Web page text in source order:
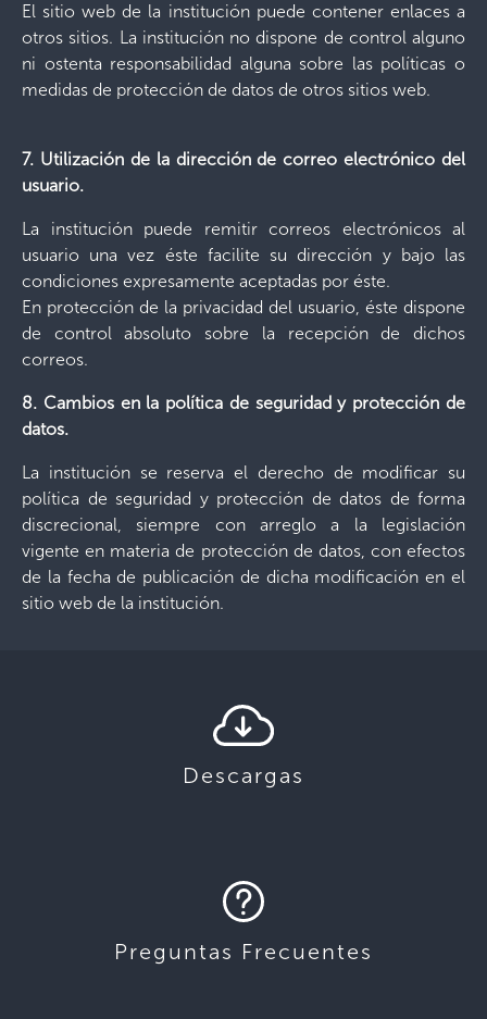
El sitio web de la institución puede contener enlaces a
otros sitios. La institución no dispone de control alguno
ni ostenta responsabilidad alguna sobre las políticas o
medidas de protección de datos de otros sitios web.
7. Utilización de la dirección de correo electrónico del
usuario.
La institución puede remitir correos electrónicos al
usuario una vez éste facilite su dirección y bajo las
condiciones expresamente aceptadas por éste.
En protección de la privacidad del usuario, éste dispone
de control absoluto sobre la recepción de dichos
correos.
8. Cambios en la política de seguridad y protección de
datos.
La institución se reserva el derecho de modificar su
política de seguridad y protección de datos de forma
discrecional, siempre con arreglo a la legislación
vigente en materia de protección de datos, con efectos
de la fecha de publicación de dicha modificación en el
sitio web de la institución.
Descargas
Preguntas Frecuentes